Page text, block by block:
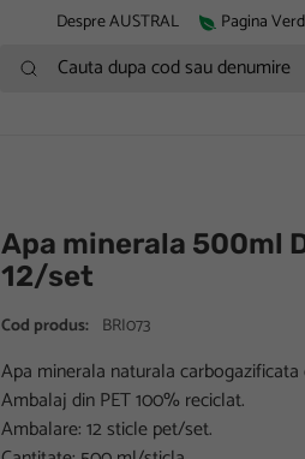
Despre AUSTRAL Pagina
Cauta dupa cod sau denumire
Apa minerala 500ml
12/set
Cod produs: BRI073
Apa minerala naturala
Ambalaj din PET 100% reciclat.
Ambalare: 12 sticle pet/set.